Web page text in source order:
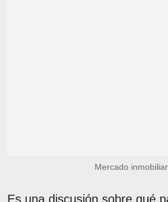
Mercado
Es una discusión sobre qué